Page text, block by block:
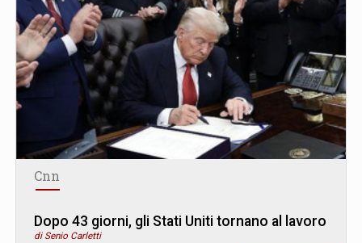
Cnn
Dopo 43 giorni, gli Stati Uniti tornano al lavoro
di Senio Carletti